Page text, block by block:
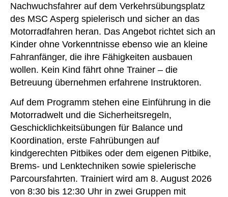
Nachwuchsfahrer auf dem Verkehrsübungsplatz
des MSC Asperg spielerisch und sicher an das
Motorradfahren heran. Das Angebot richtet sich an
Kinder ohne Vorkenntnisse ebenso wie an kleine
Fahranfänger, die ihre Fähigkeiten ausbauen
wollen. Kein Kind fährt ohne Trainer – die
Betreuung übernehmen erfahrene Instruktoren.
Auf dem Programm stehen eine Einführung in die
Motorradwelt und die Sicherheitsregeln,
Geschicklichkeitsübungen für Balance und
Koordination, erste Fahrübungen auf
kindgerechten Pitbikes oder dem eigenen Pitbike,
Brems- und Lenktechniken sowie spielerische
Parcoursfahrten. Trainiert wird am 8. August 2026
von 8:30 bis 12:30 Uhr in zwei Gruppen mit